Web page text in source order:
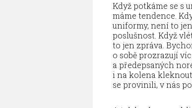
Když potkáme se s
máme tendence.
uniformy, není to
poslušnost. Když
to jen zpráva.
o sobě prozrazují
a předepsaných
i na kolena
se provinili, v nás